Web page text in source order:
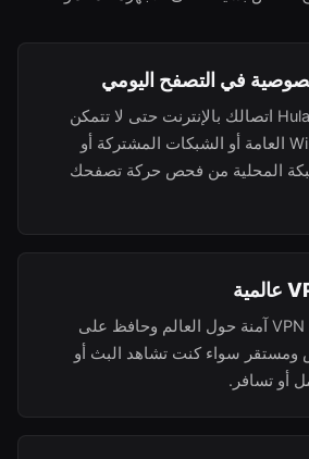
يشفّر HulaVPN اتصالك بالإنترنت حتى لا تتمكن
شبكات Wi-Fi العامة أو الشبكات المشتركة أو
المحلية من فحص حركة تصفحك
اختر خوادم VPN آمنة حول العالم وحافظ على
ومستقر سواء كنت تشاهد البث أو
أو تسافر.